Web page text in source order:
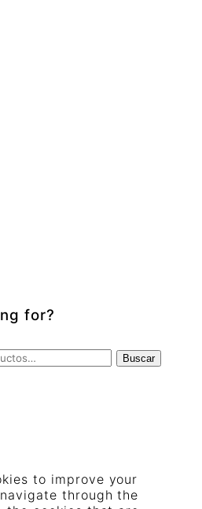
for?
Buscar
to improve your
through the